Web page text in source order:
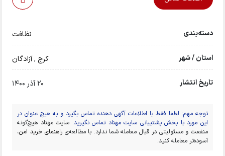
دسته‌بندی نظافت
استان / شهر کرج ,آزادگان
تاریخ انتشار 20 آذر 1400
توجه مهم: لطفا فقط با اطلاعات آگهی دهنده تماس بگیرد و به هیچ عنوان در
این مورد با بخش پشتیبانی سایت مهناد تماس نگیرید. سایت مهناد هیچ‌گونه
منفعت و مسئولیتی در قبال معامله شما ندارد. با مطالعه‌ی راهنمای خرید امن،
آسوده‌تر معامله کنید.